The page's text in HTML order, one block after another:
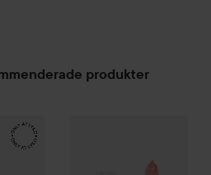
produkter
Store